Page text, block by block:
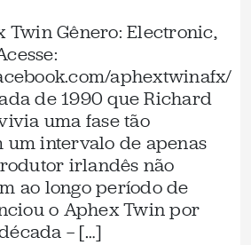
Twin Gênero: Electronic,
aphextwinafx/
de 1990 que Richard
uma fase tão
um intervalo de apenas
irlandês não
ao longo período de
o Aphex Twin por
— […]